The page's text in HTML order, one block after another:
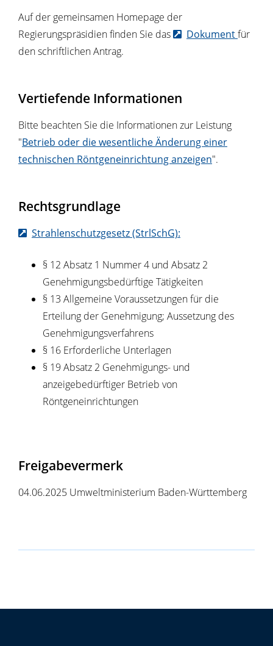
Auf der gemeinsamen Homepage der
Regierungspräsidien finden Sie das
Dokumentfür
den schriftlichen Antrag.
Vertiefende Informationen
Bitte beachten Sie die Informationen zur Leistung
"Betrieb oder die wesentliche Änderung einer
technischen Röntgeneinrichtung anzeigen".
Rechtsgrundlage
Strahlenschutzgesetz (StrlSchG):
§ 12 Absatz 1 Nummer 4 und Absatz 2
Genehmigungsbedürftige Tätigkeiten
§ 13 Allgemeine Voraussetzungen für die
Erteilung der Genehmigung; Aussetzung des
Genehmigungsverfahrens
§ 16 Erforderliche Unterlagen
§ 19 Absatz 2 Genehmigungs- und
anzeigebedürftiger Betrieb von
Röntgeneinrichtungen
Freigabevermerk
04.06.2025 Umweltministerium Baden-Württemberg